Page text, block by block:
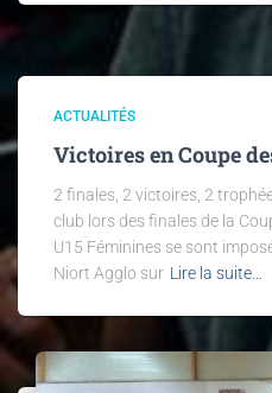
ACTUALITÉS
Victoires en Coupe
2 finales, 2 victoires, 2
club lors des finales de la
U15 Féminines se sont
Niort Agglo sur Lire la suite…